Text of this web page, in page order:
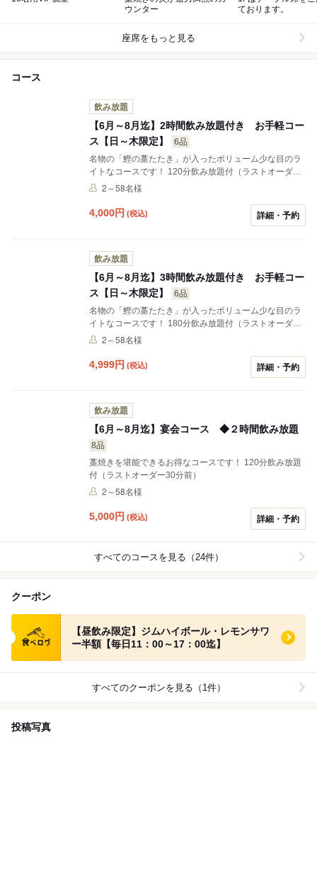
ウンター
ております。
座席をもっと見る
コース
飲み放題
【6月～8月迄】2時間飲み放題付き お手軽コー
ス【日～木限定】
6品
名物の「鰹の藁たたき」が入ったボリューム少な目のラ
イトなコースです！ 120分飲み放題付（ラストオーダー
30分前）
2～58名様
4,000円 (税込) 詳細・予約
飲み放題
【6月～8月迄】3時間飲み放題付き お手軽コー
ス【日～木限定】
6品
名物の「鰹の藁たたき」が入ったボリューム少な目のラ
イトなコースです！ 180分飲み放題付（ラストオーダー
30分前）
2～58名様
4,999円 (税込) 詳細・予約
飲み放題
【6月～8月迄】宴会コース ◆２時間飲み放題
8品
藁焼きを堪能できるお得なコースです！ 120分飲み放題
付（ラストオーダー30分前）
2～58名様
5,000円 (税込) 詳細・予約
すべてのコースを見る（24件）
クーポン
食べログ クーポン
【昼飲み限定】ジムハイボール・レモンサワ
ー半額【毎日11：00～17：00迄】
すべてのクーポンを見る（1件）
投稿写真